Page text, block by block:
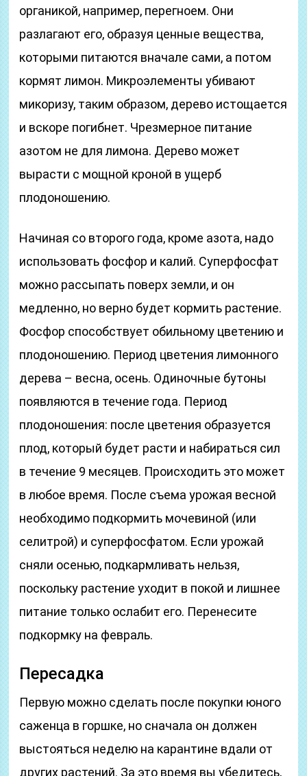
органикой, например, перегноем. Они
разлагают его, образуя ценные вещества,
которыми питаются вначале сами, а потом
кормят лимон. Микроэлементы убивают
микоризу, таким образом, дерево истощается
и вскоре погибнет. Чрезмерное питание
азотом не для лимона. Дерево может
вырасти с мощной кроной в ущерб
плодоношению.
Начиная со второго года, кроме азота, надо
использовать фосфор и калий. Суперфосфат
можно рассыпать поверх земли, и он
медленно, но верно будет кормить растение.
Фосфор способствует обильному цветению и
плодоношению. Период цветения лимонного
дерева – весна, осень. Одиночные бутоны
появляются в течение года. Период
плодоношения: после цветения образуется
плод, который будет расти и набираться сил
в течение 9 месяцев. Происходить это может
в любое время. После съема урожая весной
необходимо подкормить мочевиной (или
селитрой) и суперфосфатом. Если урожай
сняли осенью, подкармливать нельзя,
поскольку растение уходит в покой и лишнее
питание только ослабит его. Перенесите
подкормку на февраль.
Пересадка
Первую можно сделать после покупки юного
саженца в горшке, но сначала он должен
выстояться неделю на карантине вдали от
других растений. За это время вы убедитесь,